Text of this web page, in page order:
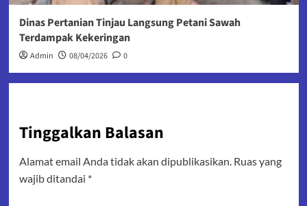
Dinas Pertanian Tinjau Langsung Petani Sawah
Terdampak Kekeringan
Admin 08/04/2026 0
Tinggalkan Balasan
Alamat email Anda tidak akan dipublikasikan. Ruas yang
wajib ditandai *